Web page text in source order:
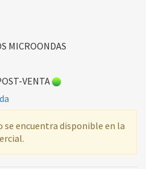
MICROONDAS
VENTA
se encuentra disponible en la